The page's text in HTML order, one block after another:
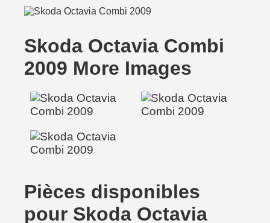
Skoda Octavia Combi
2009 More Images
Pièces disponibles
pour Skoda Octavia